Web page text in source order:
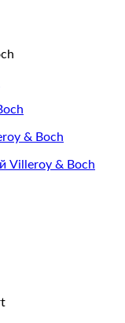
& Boch
Villeroy & Boch